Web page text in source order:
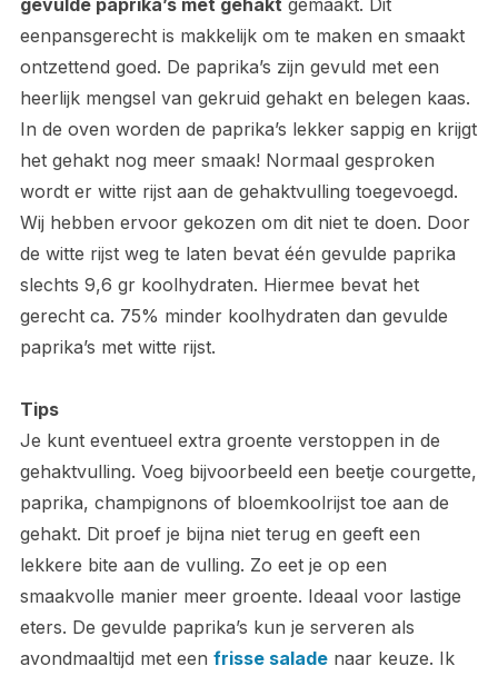
eenpansgerecht is makkelijk om te maken en smaakt
ontzettend goed. De paprika’s zijn gevuld met een
heerlijk mengsel van gekruid gehakt en belegen kaas.
In de oven worden de paprika’s lekker sappig en krijgt
het gehakt nog meer smaak! Normaal gesproken
wordt er witte rijst aan de gehaktvulling toegevoegd.
Wij hebben ervoor gekozen om dit niet te doen. Door
de witte rijst weg te laten bevat één gevulde paprika
slechts 9,6 gr koolhydraten. Hiermee bevat het
gerecht ca. 75% minder koolhydraten dan gevulde
paprika’s met witte rijst.
Tips
Je kunt eventueel extra groente verstoppen in de
gehaktvulling. Voeg bijvoorbeeld een beetje courgette,
paprika, champignons of bloemkoolrijst toe aan de
gehakt. Dit proef je bijna niet terug en geeft een
lekkere bite aan de vulling. Zo eet je op een
smaakvolle manier meer groente. Ideaal voor lastige
eters. De gevulde paprika’s kun je serveren als
avondmaaltijd met een frisse saladenaar keuze. Ik